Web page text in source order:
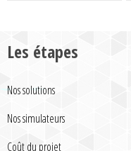
Les étapes
Nos solutions
Nos simulateurs
Coût du projet